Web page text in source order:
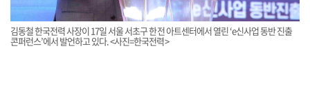
김동철 한국전력 사장이 17일 서울 서초구 한전 아트센터에서 열린 ‘e신사업 동반 진출
콘퍼런스’에서 발언하고 있다. <사진=한국전력>